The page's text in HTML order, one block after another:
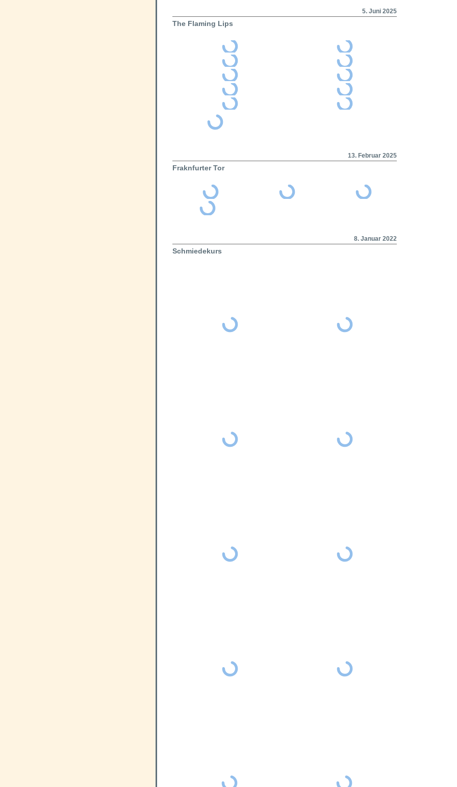
5. Juni 2025
The Flaming Lips
13. Februar 2025
Fraknfurter Tor
8. Januar 2022
Schmiedekurs